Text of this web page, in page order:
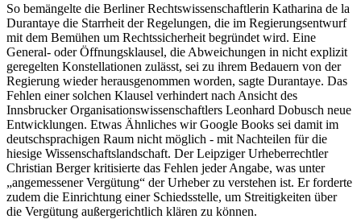
So bemängelte die Berliner Rechtswissenschaftlerin Katharina de la
Durantaye die Starrheit der Regelungen, die im Regierungsentwurf
mit dem Bemühen um Rechtssicherheit begründet wird. Eine
General- oder Öffnungsklausel, die Abweichungen in nicht explizit
geregelten Konstellationen zulässt, sei zu ihrem Bedauern von der
Regierung wieder herausgenommen worden, sagte Durantaye. Das
Fehlen einer solchen Klausel verhindert nach Ansicht des
Innsbrucker Organisationswissenschaftlers Leonhard Dobusch neue
Entwicklungen. Etwas Ähnliches wir Google Books sei damit im
deutschsprachigen Raum nicht möglich - mit Nachteilen für die
hiesige Wissenschaftslandschaft. Der Leipziger Urheberrechtler
Christian Berger kritisierte das Fehlen jeder Angabe, was unter
„angemessener Vergütung“ der Urheber zu verstehen ist. Er forderte
zudem die Einrichtung einer Schiedsstelle, um Streitigkeiten über
die Vergütung außergerichtlich klären zu können.